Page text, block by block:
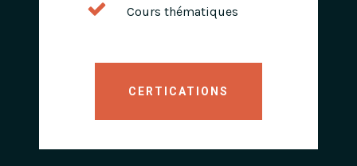
Cours thématiques
CERTICATIONS